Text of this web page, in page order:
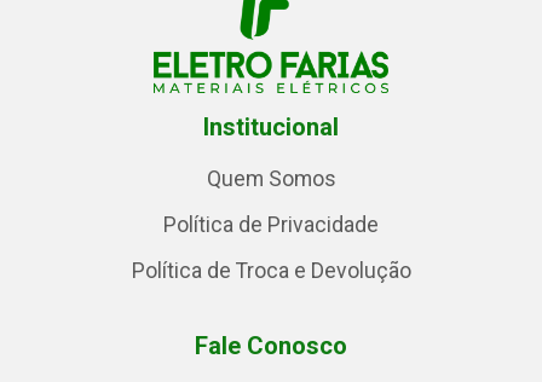
Institucional
Quem Somos
Política de Privacidade
Política de Troca e Devolução
Fale Conosco